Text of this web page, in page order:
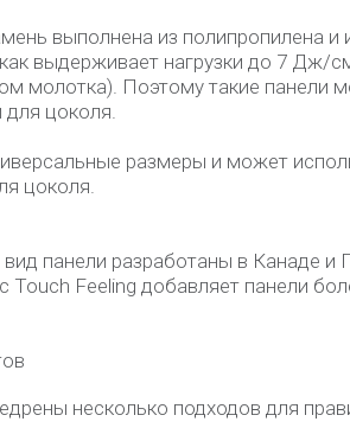
выполнена из полипропилена и
выдерживает нагрузки до 7 Дж/
молотка). Поэтому такие панели
для цоколя.
размеры и может
цоколя.
панели разработаны в Канаде и
Touch Feeling добавляет панели
несколько подходов для